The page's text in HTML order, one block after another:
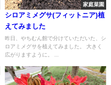
家庭菜園
シロアミメグサ(フィットニア)植
えてみました
昨日、やちむん館で分けていただいた、シ
ロアミメグサを植えてみました。 大きく
広がりますように。 ...